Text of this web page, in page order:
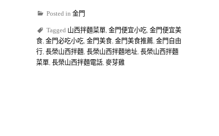
Posted in 金門
Tagged 山西拌麵菜單, 金門便宜小吃, 金門便宜美
食, 金門必吃小吃, 金門美食, 金門美食推薦, 金門自由
行, 長榮山西拌麵, 長榮山西拌麵地址, 長榮山西拌麵
菜單, 長榮山西拌麵電話, 麥芽雞